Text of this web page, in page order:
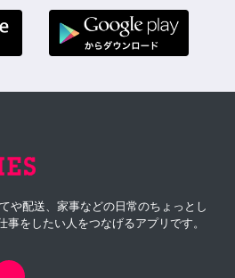
や配送、家事などの日常のちょっとし
事をしたい人をつなげるアプリです。